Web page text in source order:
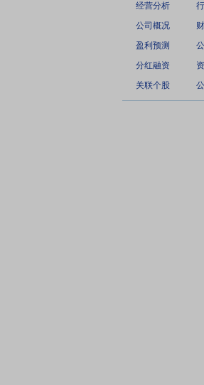
经营分析
公司概况
盈利预测
分红融资
关联个股